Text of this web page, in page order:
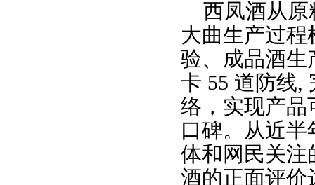
西凤酒从原
大曲生产过
验、成品酒生
卡 55 道防线,
络，实现产品
口碑。从近
体和网民关注
酒的正面评价